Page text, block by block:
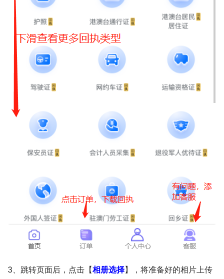
3、跳转页面后，点击【相册选择】，将准备好的相片上传